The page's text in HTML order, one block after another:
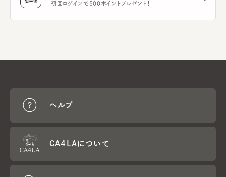
初回ログインで500ポイントプレゼント！
ヘルプ
CA4LAについて